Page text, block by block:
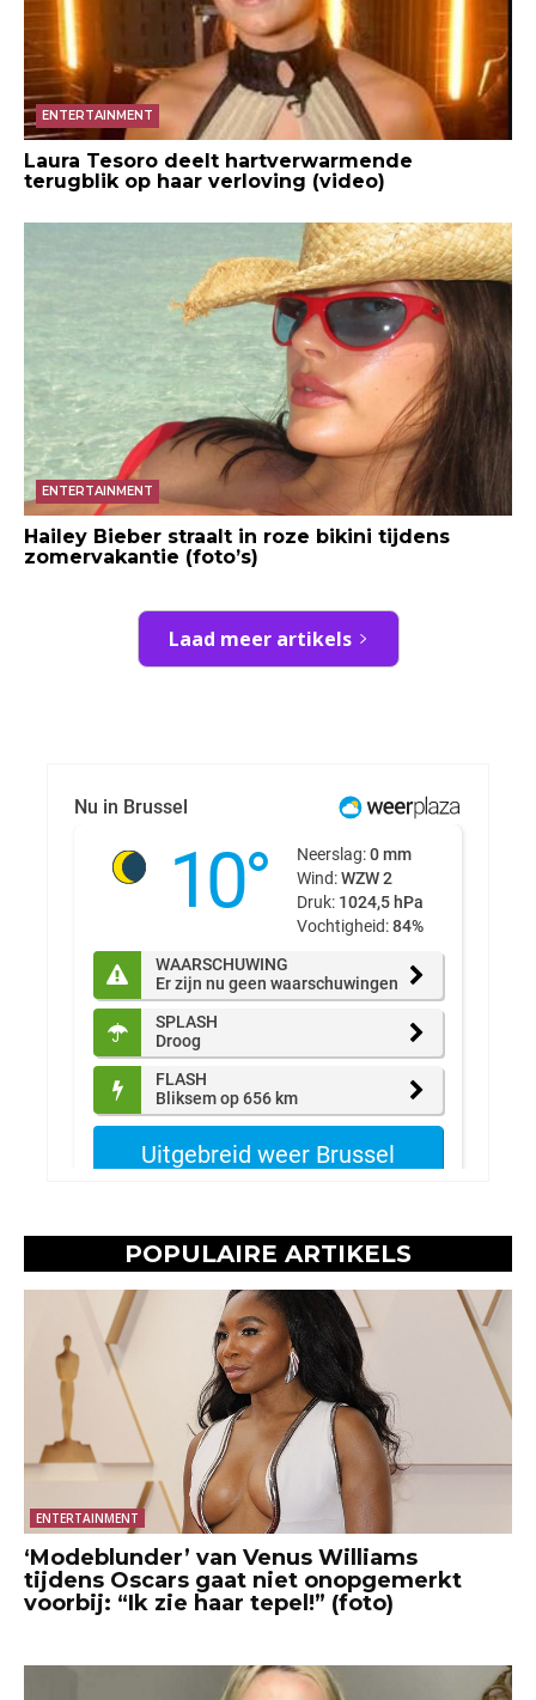
ENTERTAINMENT
Laura Tesoro deelt hartverwarmende
terugblik op haar verloving (video)
ENTERTAINMENT
Hailey Bieber straalt in roze bikini tijdens
zomervakantie (foto’s)
Laad meer artikels
POPULAIRE ARTIKELS
ENTERTAINMENT
‘Modeblunder’ van Venus Williams
tijdens Oscars gaat niet onopgemerkt
voorbij: “Ik zie haar tepel!” (foto)